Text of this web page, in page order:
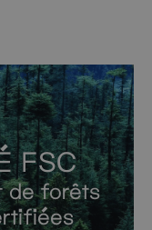
FSC
de forêts